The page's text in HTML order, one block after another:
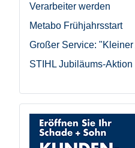
Verarbeiter werden
Metabo Frühjahrsstart
Großer Service:
STIHL Jubiläums-Aktion